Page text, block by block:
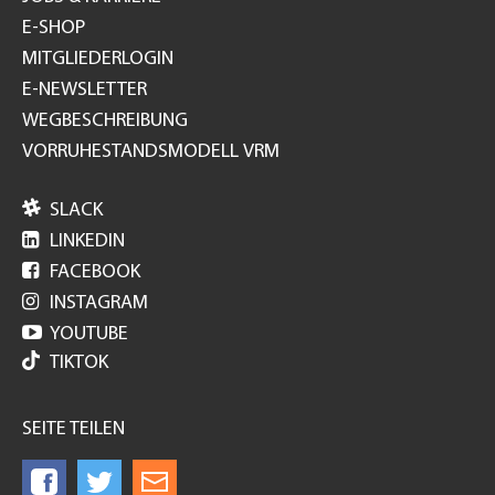
E-SHOP
MITGLIEDERLOGIN
E-NEWSLETTER
WEGBESCHREIBUNG
VORRUHESTANDSMODELL VRM
 SLACK
 LINKEDIN
 FACEBOOK
 INSTAGRAM
 YOUTUBE
TIKTOK
SEITE TEILEN